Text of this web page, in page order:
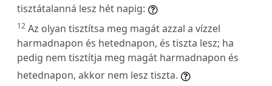
tisztátalanná lesz hét napig:
12 Az olyan tisztítsa meg magát azzal a vízzel
harmadnapon és hetednapon, és tiszta lesz; ha
pedig nem tisztítja meg magát harmadnapon és
hetednapon, akkor nem lesz tiszta.